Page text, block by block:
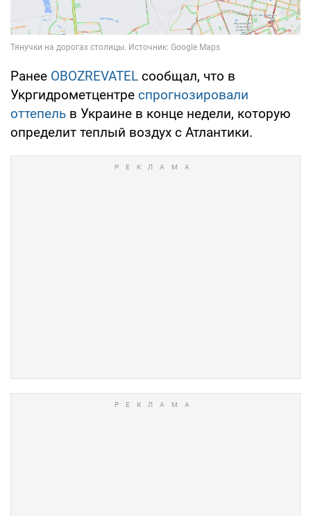
Ранее OBOZREVATEL сообщал, что в
Укргидрометцентре спрогнозировали
оттепель в Украине в конце недели, которую
определит теплый воздух с Атлантики.